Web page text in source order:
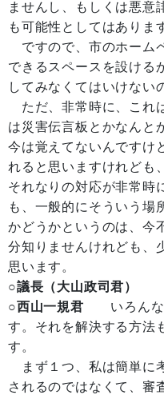
ませんし、もしくは悪意
も可能性としてはありま
ですので、市のホーム
できるスペースを設ける
してみなくてはいけない
ただ、非常時に、これ
は災害伝言板とかなんと
今は覚えてないんですけ
れると思いますけれども
それなりの対応が非常時
も、一般的にそういう場
かどうかというのは、今
分知りませんけれども、
思います。
○議長（大山政司君）
西
○西山一規君
いろんな
す。それを解決する方法
す。
まず１つ、私は簡単に
されるのではなくて、審